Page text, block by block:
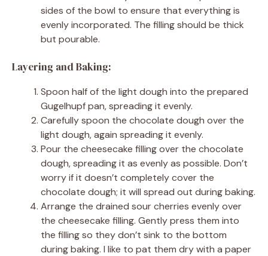
sides of the bowl to ensure that everything is
evenly incorporated. The filling should be thick
but pourable.
Layering and Baking:
Spoon half of the light dough into the prepared
Gugelhupf pan, spreading it evenly.
Carefully spoon the chocolate dough over the
light dough, again spreading it evenly.
Pour the cheesecake filling over the chocolate
dough, spreading it as evenly as possible. Don’t
worry if it doesn’t completely cover the
chocolate dough; it will spread out during baking.
Arrange the drained sour cherries evenly over
the cheesecake filling. Gently press them into
the filling so they don’t sink to the bottom
during baking. I like to pat them dry with a paper